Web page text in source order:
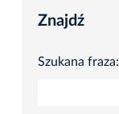
Znajdź
Szukana fraza: